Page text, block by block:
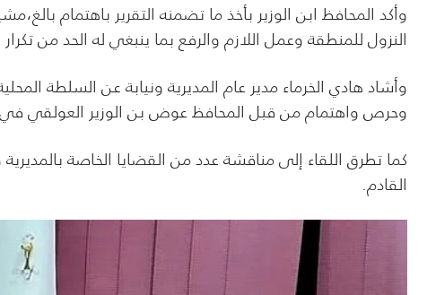
وأكد المحافظ ابن الوزير بأخذ ما تضمنه التقرير باهتمام
النزول للمنطقة وعمل اللازم والرفع بما ينبغي له الحد من
وأشاد هادي الخرماء مدير عام المديرية ونيابة عن السلطة
وحرص واهتمام من قبل المحافظ عوض بن الوزير العولقي
كما تطرق اللقاء إلى مناقشة عدد من القضايا الخاصة
القادم.